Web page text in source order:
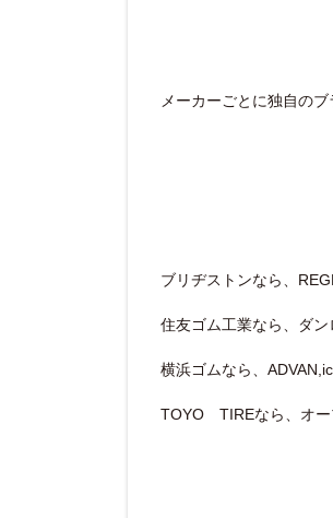
メーカーごとに独自のブ
ブリヂストンなら、
住友ゴム工業なら、ダ
横浜ゴムなら、
TOYO TIREなら、オー